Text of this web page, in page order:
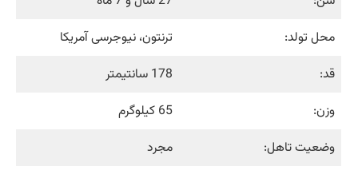
محل تولد:
ترنتون، نیوجرسی آمریکا
قد:
178 سانتیمتر
وزن:
65 کیلوگرم
وضعیت تاهل:
مجرد